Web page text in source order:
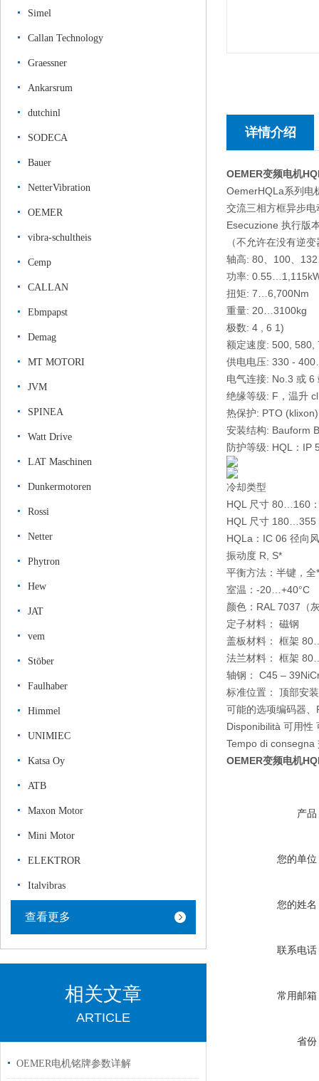
Simel
Callan Technology
Graessner
Ankarsrum
dutchinl
SODECA
Bauer
NetterVibration
OEMER
vibra-schultheis
Cemp
CALLAN
Ebmpapst
Demag
MT MOTORI
JVM
SPINEA
Watt Drive
LAT Maschinen
Dunkermotoren
Rossi
Netter
Phytron
Hew
JAT
vem
Stöber
Faulhaber
Himmel
UNIMIEC
Katsa Oy
ATB
Maxon Motor
Mini Motor
ELEKTROR
Italvibras
查看更多
相关文章
ARTICLE
OEMER电机铭牌参数详解
详情介绍
OEMER变频电机
OemerHQLa系列电
交流三相方框异步电
Esecuzione 执行版
（不允许在没有逆
轴高: 80、100、
功率:
扭矩: 7…6,700Nm
重量: 20…3100kg
极数: 4 , 6 1)
额定速度: 500,
供电电压: 330 -
电气连接: No.3 或 6
绝缘等级: F，温升
热保护: PTO
安装结构: Bauform
防护等级: HQL：IP
冷却类型
HQL 尺寸 80…160
HQL 尺寸 180…355
HQLa：IC 06 径向
振动度 R, S*
平衡方法：半键，
室温：-20…+40°C
颜色：RAL 7037（
定子材料： 磁钢
盖板材料： 框架
法兰材料： 框架
轴钢： C45 –
标准位置： 顶部安
可能的选项编码器
Disponibilità 可用性
Tempo di consegna
OEMER变频电机
产品
您的单位
您的姓名
联系电话
常用邮箱
省份